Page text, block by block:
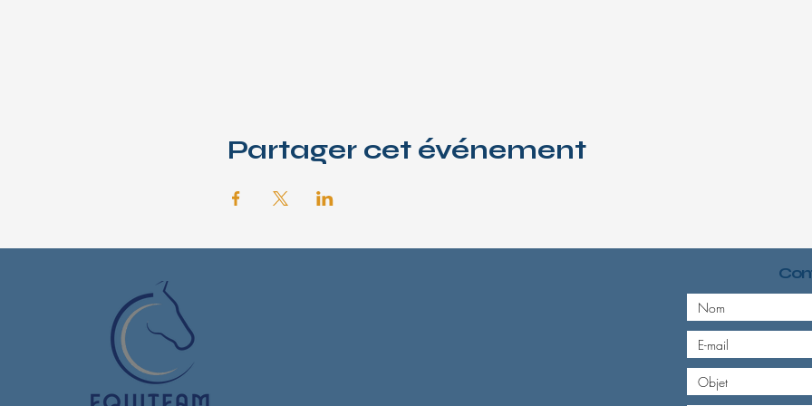
Partager cet événement